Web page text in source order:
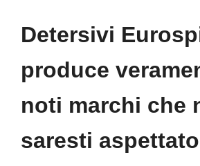
Detersivi
produce
noti marchi che
saresti aspettato